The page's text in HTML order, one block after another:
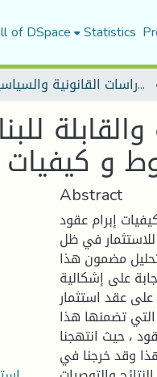
of DSpace Statistics
مجلة الأستاذ الباحث للدراسات القانونية والسياسية
والقابلة
Abstract
إبرام عقود
للاستثمار في ظل
خلالها بتحليل مضمون هذا
على إشكالية
عقد استثمار
التي تضمنها هذا
، حيث انتهجنا
وقد خرجنا في